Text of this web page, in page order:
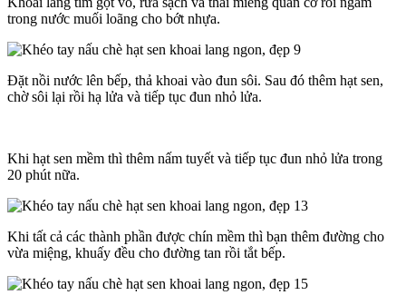
trong nước muối loãng cho bớt nhựa.
Đặt nồi nước lên bếp, thả khoai vào đun sôi. Sau đó thêm hạt sen,
chờ sôi lại rồi hạ lửa và tiếp tục đun nhỏ lửa.
Khi hạt sen mềm thì thêm nấm tuyết và tiếp tục đun nhỏ lửa trong
20 phút nữa.
Khi tất cả các thành phần được chín mềm thì bạn thêm đường cho
vừa miệng, khuấy đều cho đường tan rồi tắt bếp.